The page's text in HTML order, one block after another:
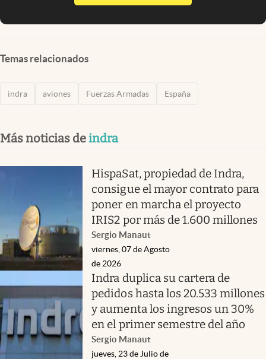
Temas relacionados
indra aviones Fuerzas Armadas España
Más noticias deindra
HispaSat, propiedad de Indra,
consigue el mayor contrato para
poner en marcha el proyecto
IRIS2 por más de 1.600 millones
Sergio Manaut
viernes, 07 de Agosto
de 2026
Indra duplica su cartera de
pedidos hasta los 20.533 millones
y aumenta los ingresos un 30%
en el primer semestre del año
Sergio Manaut
jueves, 23 de Julio de